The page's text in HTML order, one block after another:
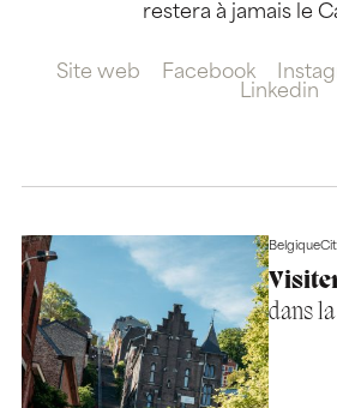
restera à jamais le
Site web Facebook
Linkedin
Belgique
dans